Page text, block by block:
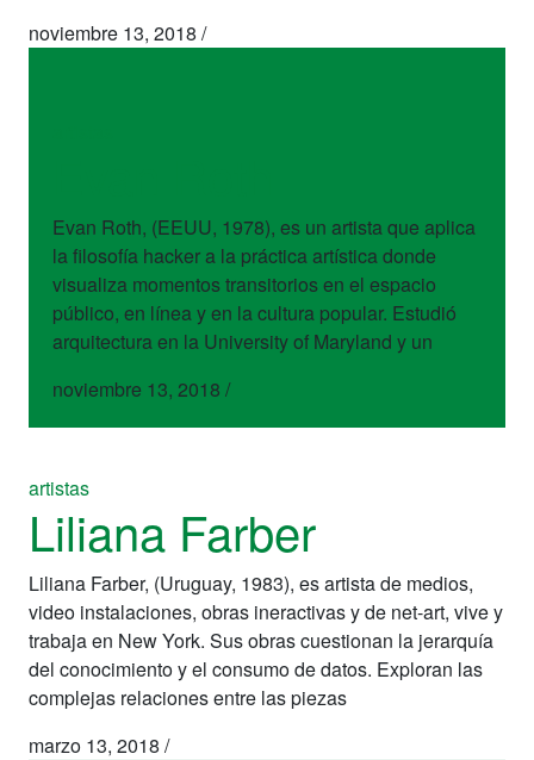
noviembre 13, 2018 /
Evan Roth, (EEUU, 1978), es un artista que aplica
la filosofía hacker a la práctica artística donde
visualiza momentos transitorios en el espacio
público, en línea y en la cultura popular. Estudió
arquitectura en la University of Maryland y un
noviembre 13, 2018 /
artistas
Liliana Farber
Liliana Farber, (Uruguay, 1983), es artista de medios,
video instalaciones, obras ineractivas y de net-art, vive y
trabaja en New York. Sus obras cuestionan la jerarquía
del conocimiento y el consumo de datos. Exploran las
complejas relaciones entre las piezas
marzo 13, 2018 /